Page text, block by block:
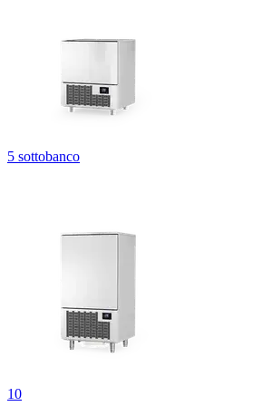
5 sottobanco
10